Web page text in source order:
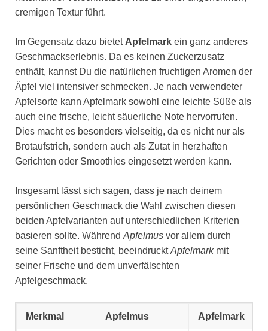
cremigen Textur führt.
Im Gegensatz dazu bietet Apfelmark ein ganz anderes
Geschmackserlebnis. Da es keinen Zuckerzusatz
enthält, kannst Du die natürlichen fruchtigen Aromen der
Äpfel viel intensiver schmecken. Je nach verwendeter
Apfelsorte kann Apfelmark sowohl eine leichte Süße als
auch eine frische, leicht säuerliche Note hervorrufen.
Dies macht es besonders vielseitig, da es nicht nur als
Brotaufstrich, sondern auch als Zutat in herzhaften
Gerichten oder Smoothies eingesetzt werden kann.
Insgesamt lässt sich sagen, dass je nach deinem
persönlichen Geschmack die Wahl zwischen diesen
beiden Apfelvarianten auf unterschiedlichen Kriterien
basieren sollte. Während Apfelmus vor allem durch
seine Sanftheit besticht, beeindrucktApfelmarkmit
seiner Frische und dem unverfälschten
Apfelgeschmack.
Merkmal Apfelmus Apfelmark